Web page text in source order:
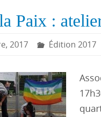
Paix :
2017 Édition 2017